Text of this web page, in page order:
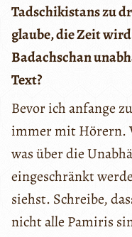
Tadschikistans zu
glaube, die Zeit
Badachschan
Text?
Bevor ich anfange
immer mit Hörern.
was über die
eingeschränkt
siehst. Schreibe,
nicht alle Pamiris